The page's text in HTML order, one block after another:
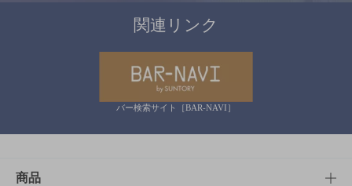
関連リンク
バー検索サイト［BAR-NAVI］
商品